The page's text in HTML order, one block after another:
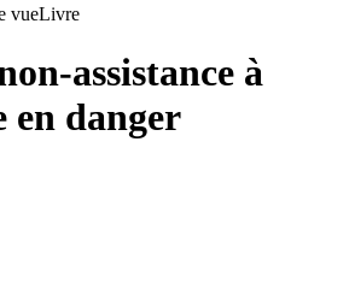
vueLivre
assistance à
danger